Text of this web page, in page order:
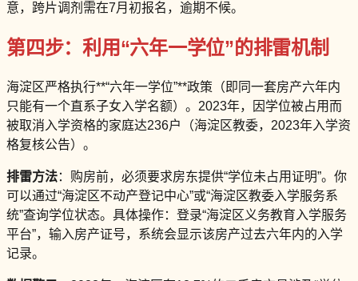
意，跨片调剂需在7月初报名，逾期不候。
第四步：利用“六年一学位”的排雷机制
海淀区严格执行**“六年一学位”**政策（即同一套房产六年内
只能有一个直系子女入学名额）。2023年，因学位被占用而
被取消入学资格的家庭达236户（海淀区教委，2023年入学资
格复核公告）。
排雷方法：购房前，必须要求房东提供“学位未占用证明”。你
可以通过“海淀区不动产登记中心”或“海淀区教委入学服务系
统”查询学位状态。具体操作：登录“海淀区义务教育入学服务
平台”，输入房产证号，系统会显示该房产过去六年内的入学
记录。